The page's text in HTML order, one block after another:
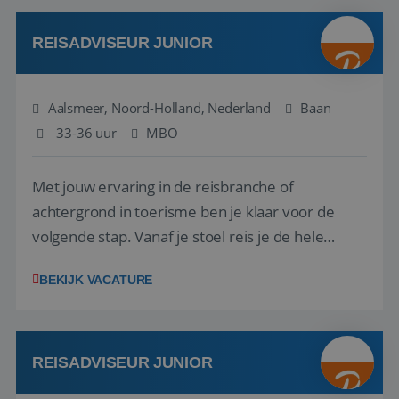
werken: of het nu gaat om vragen ...
REISADVISEUR JUNIOR
Aalsmeer, Noord-Holland, Nederland
Baan
33-36 uur
MBO
Met jouw ervaring in de reisbranche of
achtergrond in toerisme ben je klaar voor de
volgende stap. Vanaf je stoel reis je de hele
wensen van je team, je klant en wat er in de
klanten te overtuigen om die droomreis te
boeken! ...
BEKIJK VACATURE
REISADVISEUR JUNIOR